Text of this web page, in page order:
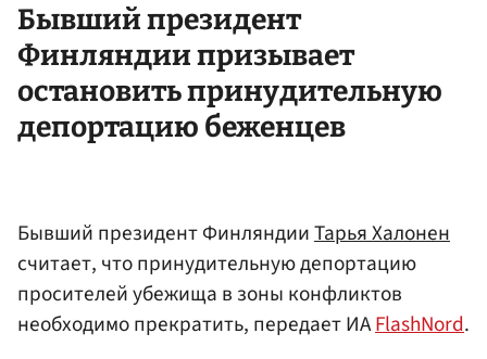
Бывший президент
Финляндии призывает
остановить принудительную
депортацию беженцев
Бывший президент ФинляндииТарья Халонен
считает, что принудительную депортацию
просителей убежища в зоны конфликтов
необходимо прекратить, передает ИАFlashNord.